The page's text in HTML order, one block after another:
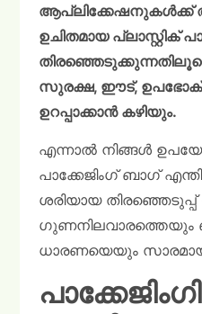
ഉചിതമായ പ്ലാസ്റ്റിക്
സുരക്ഷ, ഈട്,
ഉറപ്പാക്കാൻ കഴിയും.
എന്നാൽ നിങ്ങൾ
പാക്കേജിംഗ് ബാഗ്
ശരിയായ തിരഞ്ഞെടുപ്പ്
ധാരണയെയും